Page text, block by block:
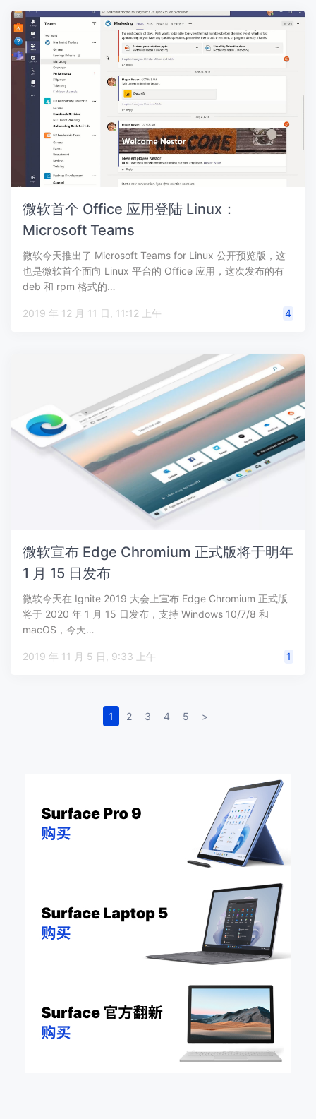
微软首个 Office 应用登陆 Linux：
Microsoft Teams
微软今天推出了 Microsoft Teams for Linux 公开预览版，这
也是微软首个面向 Linux 平台的 Office 应用，这次发布的有
deb 和 rpm 格式的…
2019 年 12 月 11 日, 11:12 上午 4
微软宣布 Edge Chromium 正式版将于明年
1 月 15 日发布
微软今天在 Ignite 2019 大会上宣布 Edge Chromium 正式版
将于 2020 年 1 月 15 日发布，支持 Windows 10/7/8 和
macOS，今天…
2019 年 11 月 5 日, 9:33 上午 1
1 2 3 4 5 >